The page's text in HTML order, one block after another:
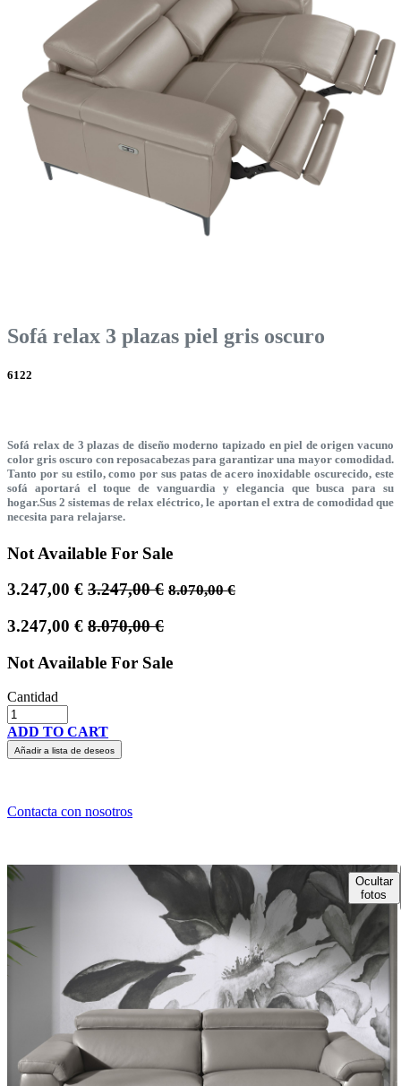
Sofá relax 3 plazas piel gris oscuro
6122
Sofá relax de 3 plazas de diseño moderno tapizado en piel de origen vacuno
color gris oscuro con reposacabezas para garantizar una mayor comodidad.
Tanto por su estilo, como por sus patas de acero inoxidable oscurecido, este
sofá aportará el toque de vanguardia y elegancia que busca para su
hogar.Sus 2 sistemas de relax eléctrico, le aportan el extra de comodidad que
necesita para relajarse.
Not Available For Sale
3.247,00 € 3.247,00€ 8.070,00€
3.247,00 € 8.070,00€
Not Available For Sale
Cantidad
ADD TO CART
Añadir a lista de deseos
Contacta con nosotros
Ocultar
fotos